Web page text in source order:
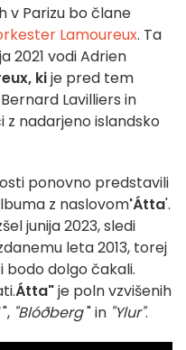
v Parizu bo člane
Lamoureux. Ta
2021 vodi Adrien
kije pred tem
Lavilliers in
z nadarjeno islandsko
ponovno predstavili
z naslovom'Átta'.
junija 2023, sledi
leta 2013, torej
bodo dolgo čakali.
Átta"je poln vzvišenih
", "Blóðberg" in "Ylur".